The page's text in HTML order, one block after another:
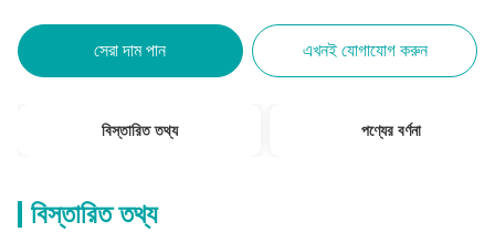
সেরা দাম পান এখনই যোগাযোগ করুন
বিস্তারিত তথ্য পণ্যের বর্ণনা
বিস্তারিত তথ্য